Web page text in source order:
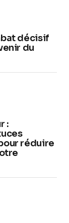
décisif
du
:
réduire